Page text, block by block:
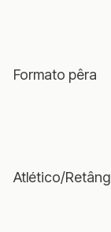
Formato pêra
Atlético/